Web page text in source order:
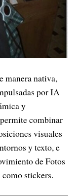
manera nativa,
por IA
y
combinar
visuales
y texto, e
de Fotos
stickers.